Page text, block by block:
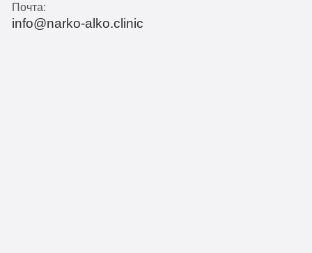
Почта:
info@narko-alko.clinic